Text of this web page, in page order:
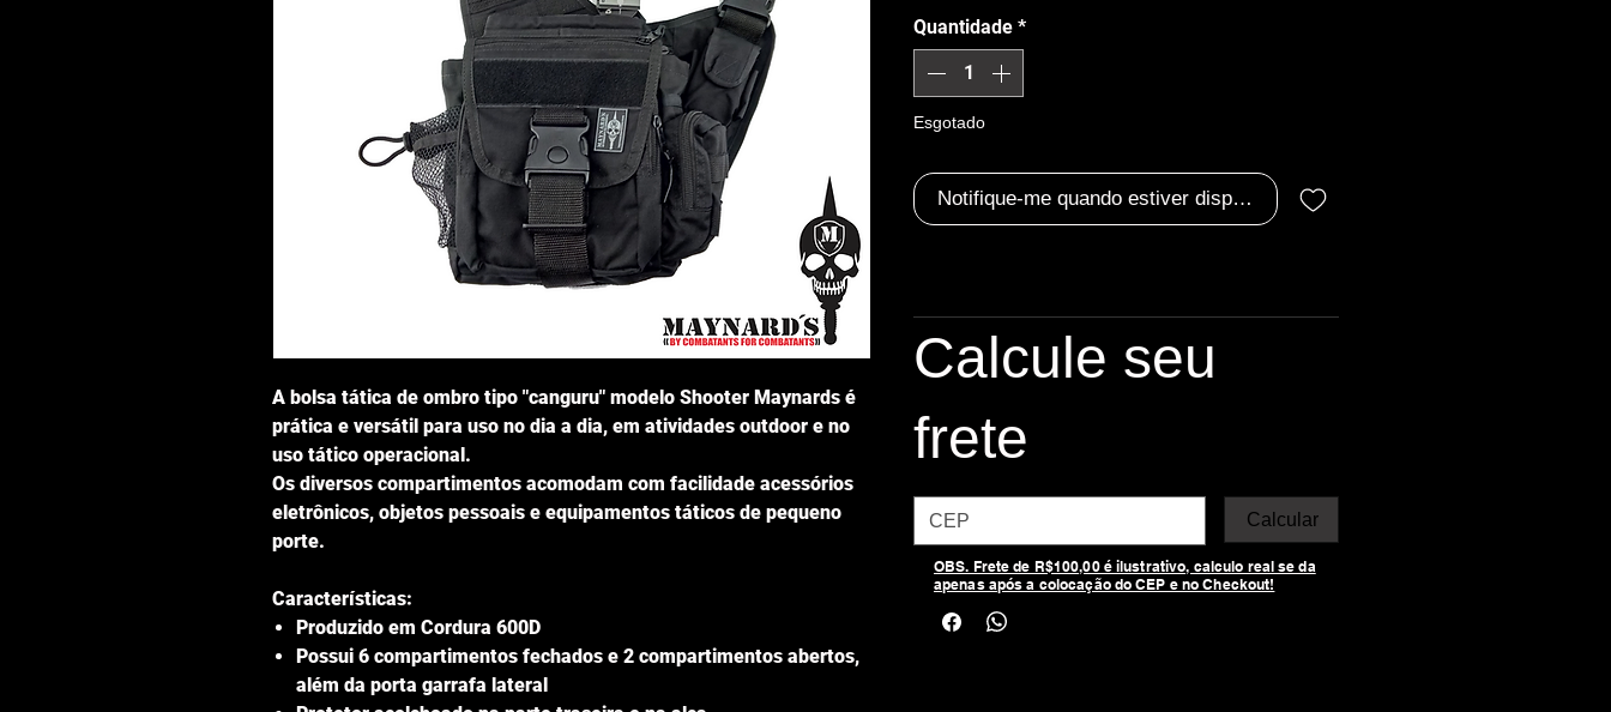
A bolsa tática de ombro tipo "canguru" modelo Shooter Maynards é
prática e versátil para uso no dia a dia, em atividades outdoor e no
uso tático operacional.
Os diversos compartimentos acomodam com facilidade acessórios
eletrônicos, objetos pessoais e equipamentos táticos de pequeno
porte.
Características:
Produzido em Cordura 600D
Possui 6 compartimentos fechados e 2 compartimentos abertos,
além da porta garrafa lateral
Quantidade *
Esgotado
Notifique-me quando estiver disponível
Calcule seu
frete
Calcular
OBS. Frete de R$100,00 é ilustrativo, calculo real se da
apenas após a colocação do CEP e no Checkout!